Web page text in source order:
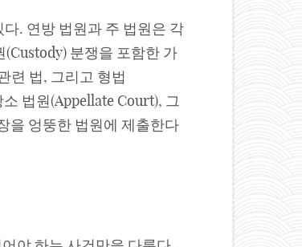
. 연방 법원과 주 법원은 각
분쟁을 포함한 가
련 법, 그리고 형법
법원(Appellate Court), 그
을 엉뚱한 법원에 제출한다